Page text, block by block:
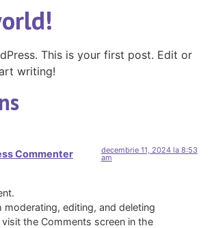
This is your first post. Edit or
writing!
Commenter
decembrie 11, 2024 la 8:53
am
editing, and deleting
the Comments screen in the